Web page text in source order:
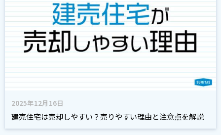
2025年12月16日
建売住宅は売却しやすい？売りやすい理由と注意点を解説